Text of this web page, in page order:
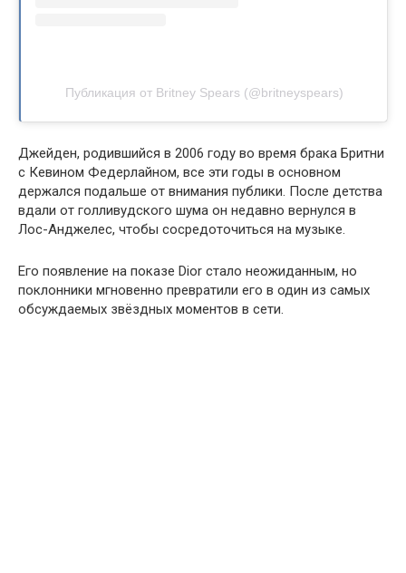
Публикация от Britney Spears (@britneyspears)
Джейден, родившийся в 2006 году во время брака Бритни
с Кевином Федерлайном, все эти годы в основном
держался подальше от внимания публики. После детства
вдали от голливудского шума он недавно вернулся в
Лос-Анджелес, чтобы сосредоточиться на музыке.
Его появление на показе Dior стало неожиданным, но
поклонники мгновенно превратили его в один из самых
обсуждаемых звёздных моментов в сети.